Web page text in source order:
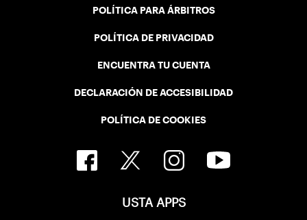
POLÍTICA PARA ÁRBITROS
POLÍTICA DE PRIVACIDAD
ENCUENTRA TU CUENTA
DECLARACIÓN DE ACCESIBILIDAD
POLÍTICA DE COOKIES
USTA APPS